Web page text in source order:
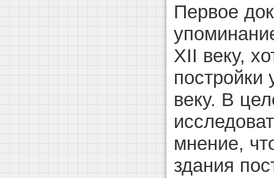
Первое
XII веку,
постройки
веку. В
мнение,
здания